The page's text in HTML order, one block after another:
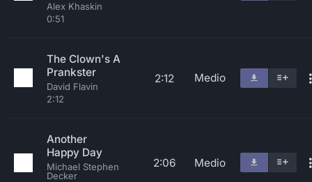
Alex Khaskin
0:51
The Clown's A
Prankster
David Flavin
2:12
2:12 Medio
Another
Happy Day
Michael Stephen
Decker
2:06 Medio